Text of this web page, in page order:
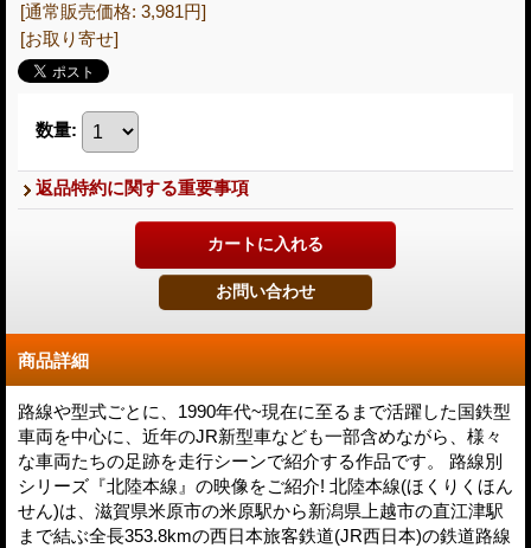
[通常販売価格: 3,981円]
[お取り寄せ]
数量:
返品特約に関する重要事項
商品詳細
路線や型式ごとに、1990年代~現在に至るまで活躍した国鉄型
車両を中心に、近年のJR新型車なども一部含めながら、様々
な車両たちの足跡を走行シーンで紹介する作品です。 路線別
シリーズ『北陸本線』の映像をご紹介! 北陸本線(ほくりくほん
せん)は、滋賀県米原市の米原駅から新潟県上越市の直江津駅
まで結ぶ全長353.8kmの西日本旅客鉄道(JR西日本)の鉄道路線